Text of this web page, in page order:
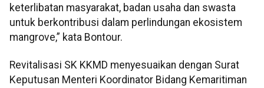
keterlibatan masyarakat, badan usaha dan swasta
untuk berkontribusi dalam perlindungan ekosistem
mangrove,” kata Bontour.
Revitalisasi SK KKMD menyesuaikan dengan Surat
Keputusan Menteri Koordinator Bidang Kemaritiman